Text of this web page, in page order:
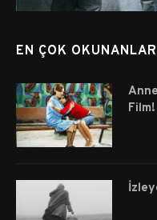
EN ÇOK OKUNANLAR
Film!